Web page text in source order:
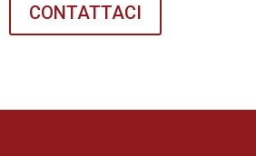
CONTATTACI